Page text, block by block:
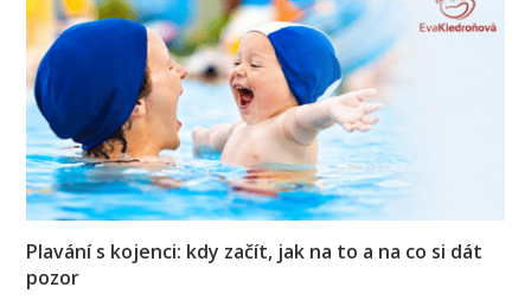
Plavání s kojenci: kdy začít, jak na to a na co si dát
pozor